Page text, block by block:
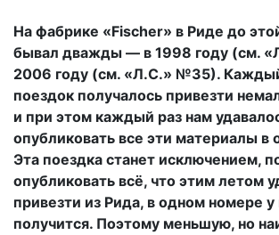
На фабрике «Fischer» в Риде до
бывал дважды — в 1998 году (см.
2006 году (см. «Л.С.» №35). Каждый
поездок получалось привезти
и при этом каждый раз нам
опубликовать все эти материалы в
Эта поездка станет исключением,
опубликовать всё, что этим летом
привезти из Рида, в одном номере у
получится. Поэтому меньшую, но